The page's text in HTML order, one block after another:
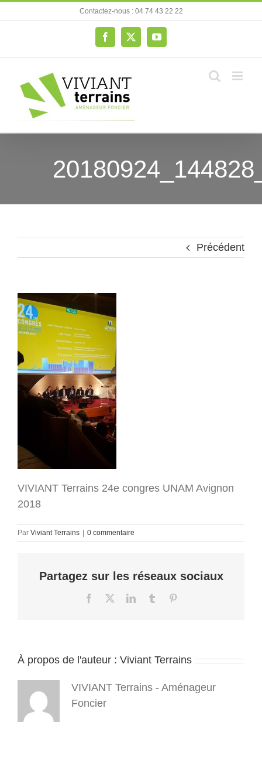
au
Contactez-nous : 04 74 43 22 22
Facebook
X YouTube
Précédent
VIVIANT Terrains 24e congres UNAM Avignon
2018
Par Viviant Terrains 0 commentaire
Partagez sur les réseaux sociaux
Facebook LinkedInTumblr
À propos de l'auteur : Viviant Terrains
VIVIANT Terrains - Aménageur
Foncier